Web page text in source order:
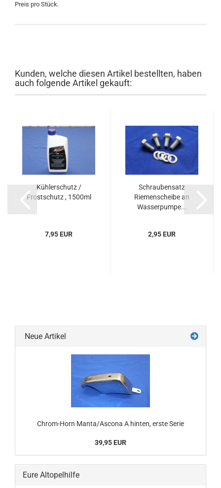
Preis pro Stück.
Kunden, welche diesen Artikel bestellten, haben
auch folgende Artikel gekauft:
Kühlerschutz /
Frostschutz , 1500ml
7,95 EUR
Schraubensatz
Riemenscheibe an
Wasserpumpe...
2,95 EUR
Neue Artikel
Chrom-Horn Manta/Ascona A hinten, erste Serie
39,95 EUR
Eure Altopelhilfe